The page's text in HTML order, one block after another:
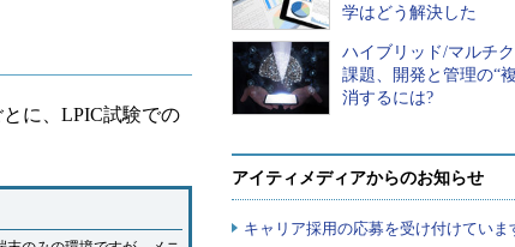
に、LPIC試験での
学はどう解決した
ハイブリッド/マルチ
課題、開発と管理の“
消するには?
アイティメディアからのお知らせ
キャリア採用の応募を受け付けていま